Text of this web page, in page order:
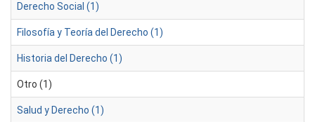
Derecho Social (1)
Filosofía y Teoría del Derecho (1)
Historia del Derecho (1)
Otro (1)
Salud y Derecho (1)